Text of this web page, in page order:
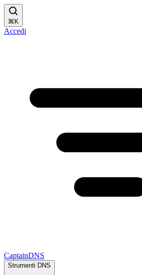
⌘ K
Accedi
CaptainDNS
Strumenti DNS